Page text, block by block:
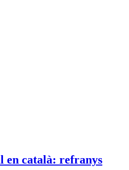
en català: refranys